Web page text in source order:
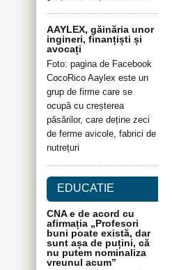
AAYLEX, găinăria unor
ingineri, finanțiști și
avocați
Foto: pagina de Facebook
CocoRico Aaylex este un
grup de firme care se
ocupă cu creșterea
păsărilor, care deține zeci
de ferme avicole, fabrici de
nutrețuri
EDUCATIE
CNA e de acord cu
afirmația „Profesori
buni poate există, dar
sunt așa de puțini, că
nu putem nominaliza
vreunul acum”